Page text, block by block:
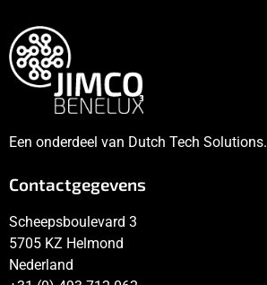
Een onderdeel van Dutch Tech Solutions.
Contactgegevens
Scheepsboulevard 3
5705 KZ Helmond
Nederland